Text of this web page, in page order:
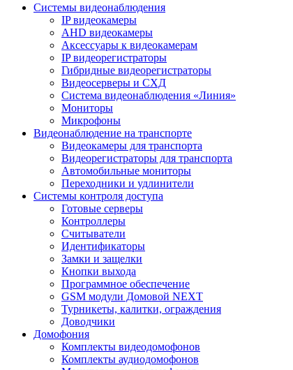
Системы видеонаблюдения
IP видеокамеры
AHD видеокамеры
Аксессуары к видеокамерам
IP видеорегистраторы
Гибридные видеорегистраторы
Видеосерверы и СХД
Система видеонаблюдения «Линия»
Мониторы
Микрофоны
Видеонаблюдение на транспорте
Видеокамеры для транспорта
Видеорегистраторы для транспорта
Автомобильные мониторы
Переходники и удлинители
Системы контроля доступа
Готовые серверы
Контроллеры
Считыватели
Идентификаторы
Замки и защелки
Кнопки выхода
Программное обеспечение
GSM модули Домовой NEXT
Турникеты, калитки, ограждения
Доводчики
Домофония
Комплекты видеодомофонов
Комплекты аудиодомофонов